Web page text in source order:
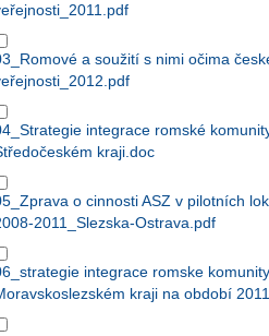
a soužití s nimi očima
integrace romské
kraji.doc
o cinnosti ASZ v pilotních
2011_Slezska-Ostrava.pdf
integrace romske
kraji na období